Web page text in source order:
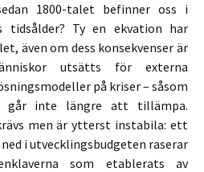
1800-talet befinner oss i
tidsålder? Ty en ekvation har
även om dess konsekvenser är
utsätts för externa
på kriser – såsom
går inte längre att tillämpa.
men är ytterst instabila: ett
i utvecklingsbudgeten raserar
som etablerats av